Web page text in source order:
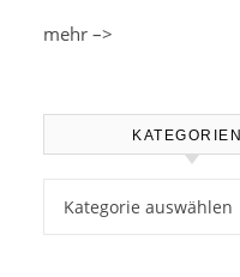
mehr –>
KATEGORIEN